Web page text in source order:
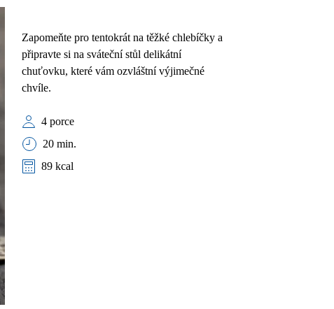
Zapomeňte pro tentokrát na těžké chlebíčky a
připravte si na sváteční stůl delikátní
chuťovku, které vám ozvláštní výjimečné
chvíle.
4 porce
20 min.
89 kcal